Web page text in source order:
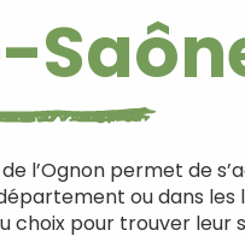
l’Ognon permet de
ou dans
choix pour trouver leur